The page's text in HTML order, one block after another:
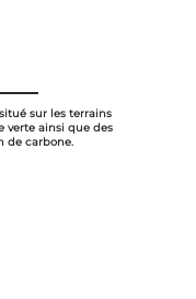
sur les terrains
verte ainsi que des
de carbone.